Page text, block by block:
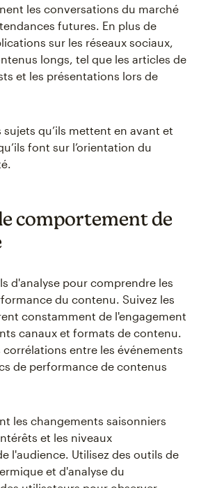
les conversations du marché
futures. En plus de
sur les réseaux sociaux,
longs, tel que les articles de
et les présentations lors de
sujets qu’ils mettent en avant et
font sur l’orientation du
comportement de
d'analyse pour comprendre les
du contenu. Suivez les
constamment de l'engagement
canaux et formats de contenu.
corrélations entre les événements
de performance de contenus
les changements saisonniers
et les niveaux
l'audience. Utilisez des outils de
et d'analyse du